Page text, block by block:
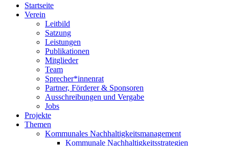
Startseite
Verein
Leitbild
Satzung
Leistungen
Publikationen
Mitglieder
Team
Sprecher*innenrat
Partner, Förderer & Sponsoren
Ausschreibungen und Vergabe
Jobs
Projekte
Themen
Kommunales Nachhaltigkeitsmanagement
Kommunale Nachhaltigkeitsstrategien